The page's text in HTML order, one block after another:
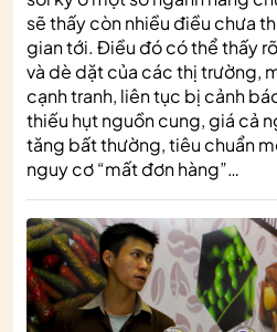
sẽ thấy còn nhiều điều chưa
gian tới. Điều đó có thể thấy
và dè dặt của các thị trường,
cạnh tranh, liên tục bị cảnh
thiếu hụt nguồn cung, giá cả
tăng bất thường, tiêu chuẩn
nguy cơ “mất đơn hàng”…